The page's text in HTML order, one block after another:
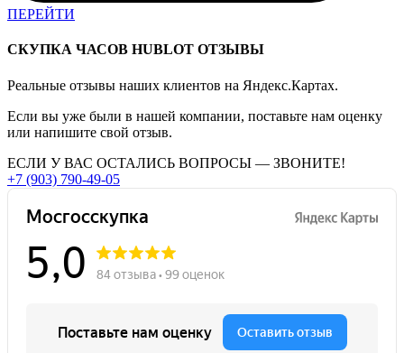
ПЕРЕЙТИ
СКУПКА ЧАСОВ HUBLOT ОТЗЫВЫ
Реальные отзывы наших клиентов на Яндекс.Картах.
Если вы уже были в нашей компании, поставьте нам оценку
или напишите свой отзыв.
ЕСЛИ У ВАС ОСТАЛИСЬ ВОПРОСЫ — ЗВОНИТЕ!
+7 (903) 790-49-05